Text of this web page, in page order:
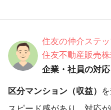
住友の仲介ステ
住友不動産販売
企業・社員の対応
区分マンション（収益）